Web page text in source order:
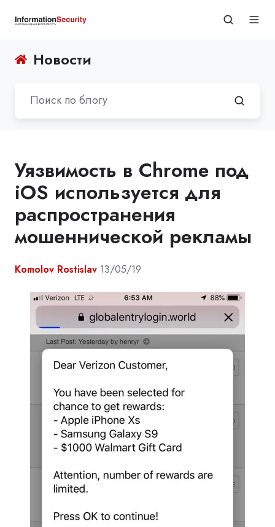
Новости
Уязвимость в Chrome под
iOS используется для
распространения
мошеннической рекламы
Komolov Rostislav 13/05/19